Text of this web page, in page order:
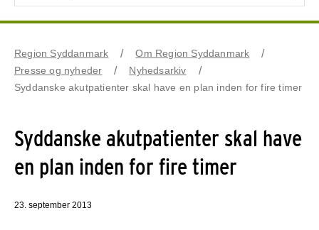
Region Syddanmark
Om Region Syddanmark
Presse og nyheder
Nyhedsarkiv
Syddanske akutpatienter skal have en plan inden for fire timer
Syddanske akutpatienter skal have
en plan inden for fire timer
23. september 2013